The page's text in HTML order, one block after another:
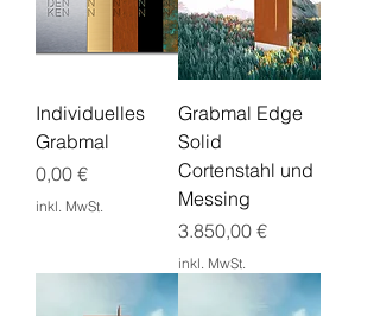
Individuelles
Grabmal
Preis
0,00 €
inkl. MwSt.
Grabmal Edge
Solid
Cortenstahl und
Messing
Preis
3.850,00 €
inkl. MwSt.